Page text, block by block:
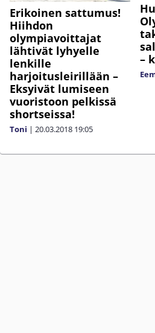
Erikoinen sattumus!
Hiihdon
olympiavoittajat
lähtivät lyhyelle
lenkille
harjoitusleirillään –
Eksyivät lumiseen
vuoristoon pelkissä
shortseissa!
Toni | 20.03.2018 19:05
–